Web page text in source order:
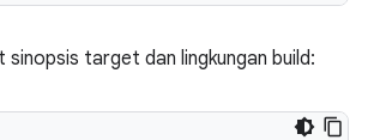
sinopsis target dan lingkungan build: